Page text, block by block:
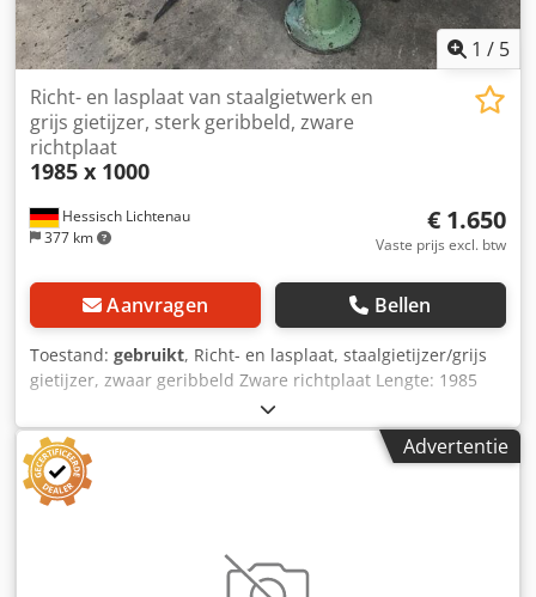
1 / 5
Hessisch Lichtenau
377 km
Richt- en lasplaat van staalgietwerk en
grijs gietijzer, sterk geribbeld, zware
richtplaat
1985 x 1000
€ 1.650
Vaste prijs excl. btw
Aanvragen Bellen
Toestand: gebruikt, Richt- en lasplaat, staalgietijzer/grijs
gietijzer, zwaar geribbeld Zware richtplaat Lengte: 1985
mm Dedpfx Aokpwuxsk Ejck Breedte: 1000 mm Dikte met
ribben: 220 mm Werkhoogte: 860 mm Plaatdikte: ca. 35
mm over de gehele lengte - 4 in hoogte verstelbare poten
Gewicht: 1050 kg
Advertentie